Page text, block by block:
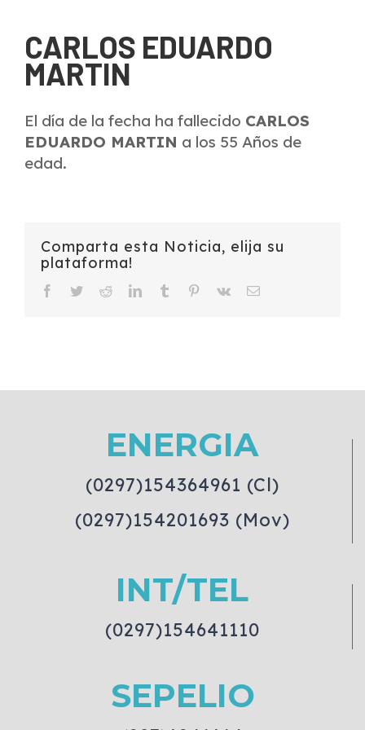
CARLOS EDUARDO
MARTIN
El día de la fecha ha fallecido CARLOS
EDUARDO MARTIN a los 55 Años de
edad.
Comparta esta Noticia, elija su
plataforma!
Facebook
TwitterRedditLinkedInTumblr Pinterest
Vk Email
ENERGIA
(0297)154364961 (Cl)
(0297)154201693 (Mov)
INT/TEL
(0297)154641110
SEPELIO